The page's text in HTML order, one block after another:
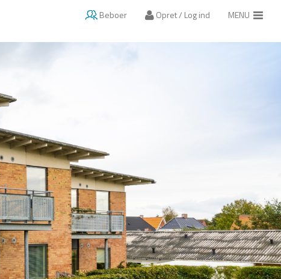
Beboer Opret / Log ind MENU